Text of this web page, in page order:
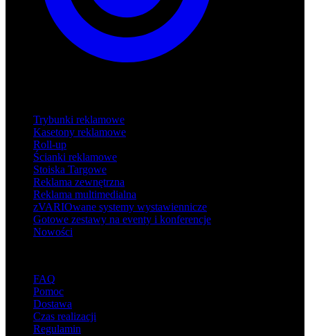
Trybunki reklamowe
Kasetony reklamowe
Roll-up
Ścianki reklamowe
Stoiska Targowe
Reklama zewnętrzna
Reklama multimedialna
zVARIOwane systemy wystawiennicze
Gotowe zestawy na eventy i konferencje
Nowości
FAQ
Pomoc
Dostawa
Czas realizacji
Regulamin